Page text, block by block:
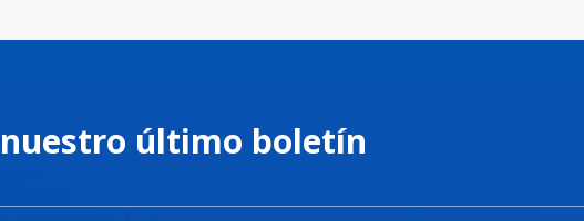
último boletín